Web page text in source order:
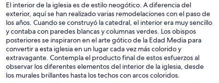
El interior de la iglesia es de estilo neogótico. A diferencia del
exterior, aquí se han realizado varias remodelaciones con el paso de
los años. Cuando se construyó la catedral, el interior era muy sencillo
y contaba con paredes blancas y columnas verdes. Los obispos
posteriores se inspiraron en el arte gótico de la Edad Media para
convertir a esta iglesia en un lugar cada vez más colorido y
extravagante. Contempla el producto final de estos esfuerzos al
observar los diferentes elementos del interior de la iglesia, desde
los murales brillantes hasta los techos con arcos coloridos.